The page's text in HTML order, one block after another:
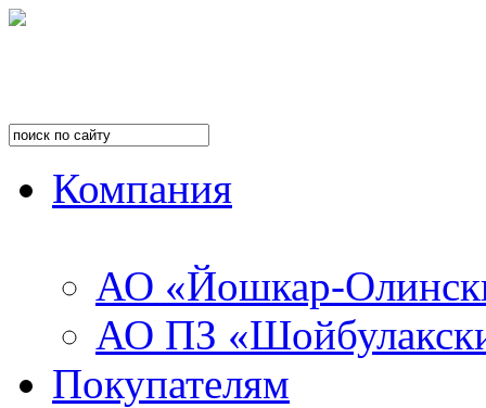
Компания
АО «Йошкар-
АО ПЗ
Покупателям